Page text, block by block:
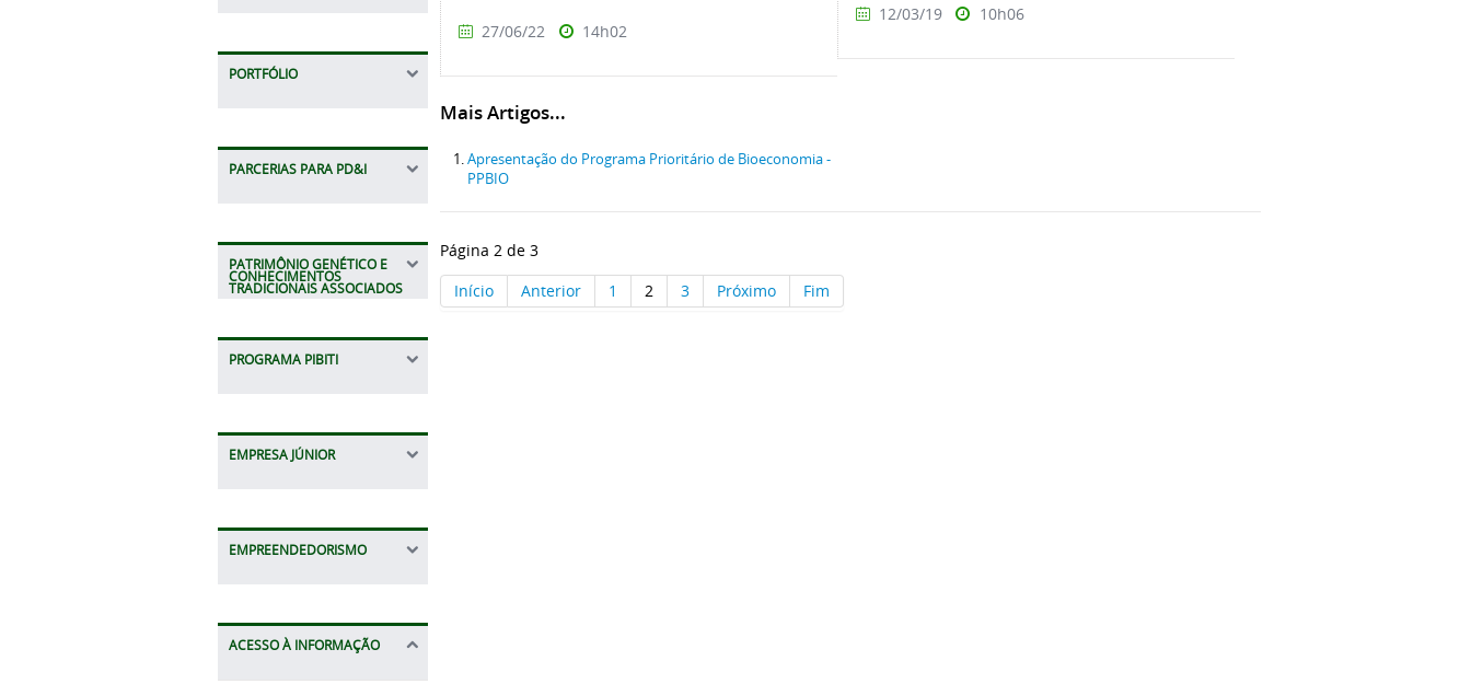
PORTFÓLIO
PARCERIAS PARA PD&I
PATRIMÔNIO GENÉTICO E
CONHECIMENTOS
TRADICIONAIS ASSOCIADOS
PROGRAMA PIBITI
EMPRESA JÚNIOR
EMPREENDEDORISMO
ACESSO À INFORMAÇÃO
27/06/22 14h02
12/03/19 10h06
Mais Artigos...
Apresentação do Programa Prioritário de Bioeconomia -
PPBIO
Página 2 de 3
Início
Anterior 1 2 3 Próximo Fim